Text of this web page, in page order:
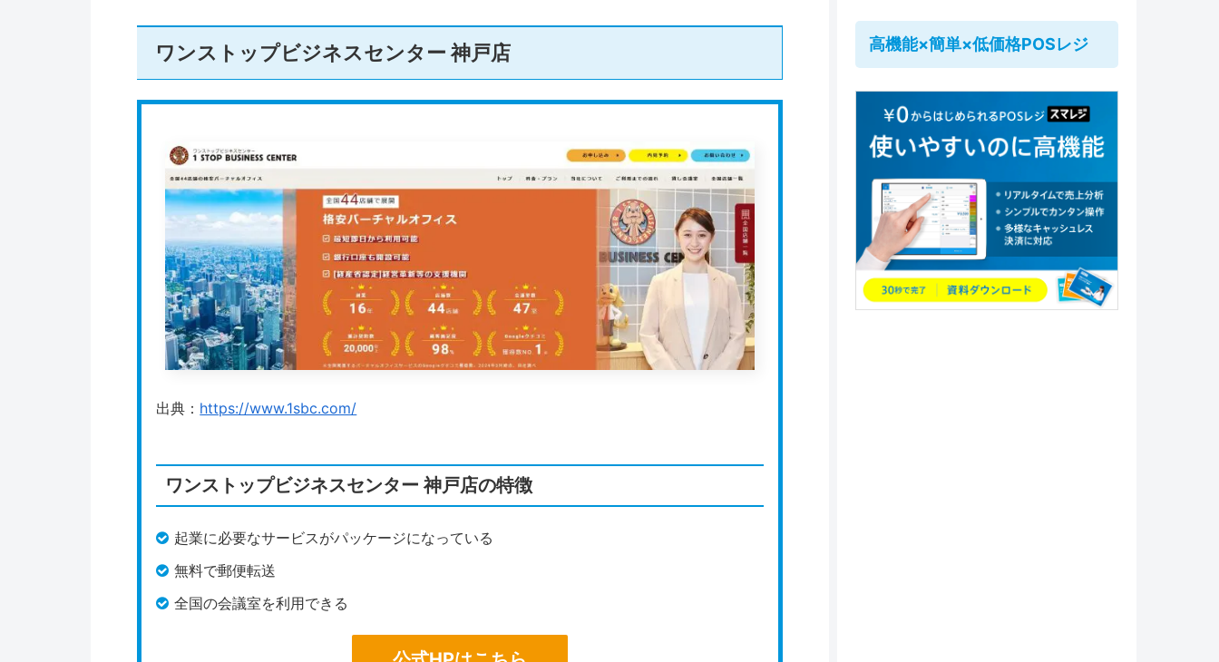
・転送なしプラン:月額料金660円
・月1転送プラン:月額料金1,650円
・隔週転送プラン:月額料金2,200円
法人登記の可否
その他のサービス 郵便転送、郵便物通知、ビジネス支援サービスの利用、銀行紹介、写真でお知らせ、宛名の追加、破棄指示、来店受取
公式HP https://www.gmo-office.com/
GMOオフィスサポート
は、東証プライム上場企業のグループ会社が運営するバーチャルオフ
ィスです。全国にオフィスを展開しており、主要都市の一等地の住所を会社の住所として利
用できます。
を利用できます。月額料金に郵便物の転送費用が含まれている分かりやすいプランのため、
GMOあおぞらネット銀行と連携しているため、開設実績が豊富でスムーズに法人口座の手続
きができるのが魅力です。GMOオフィスサポート経由で簡単に申込ができるシステムが整っ
ているので、効率よくビジネスの準備が進められます。
ワンストップビジネスセンター 神戸店
出典： https://www.1sbc.com/
ワンストップビジネスセンター 神戸店の特徴
起業に必要なサービスがパッケージになっている
無料で郵便転送
全国の会議室を利用できる
高機能×簡単×低価格POSレジ